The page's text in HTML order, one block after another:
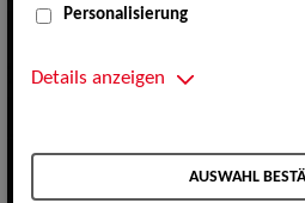
Personalisierung
Details anzeigen
AUSWAHL